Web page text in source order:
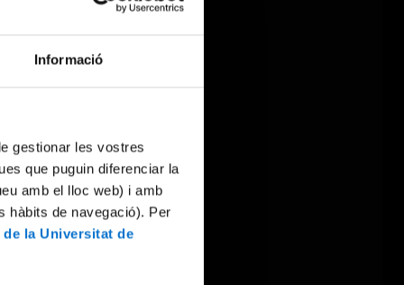
Informació
gestionar les vostres
que puguin diferenciar la
amb el lloc web) i amb
hàbits de navegació). Per
la Universitat de